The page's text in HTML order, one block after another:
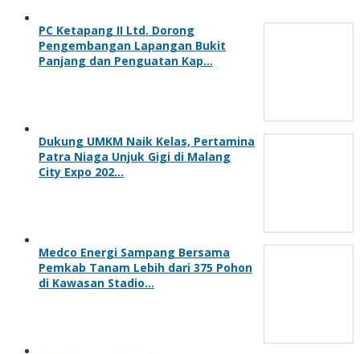
PC Ketapang II Ltd. Dorong
Pengembangan Lapangan Bukit
Panjang dan Penguatan Kap…
Dukung UMKM Naik Kelas, Pertamina
Patra Niaga Unjuk Gigi di Malang
City Expo 202…
Medco Energi Sampang Bersama
Pemkab Tanam Lebih dari 375 Pohon
di Kawasan Stadio…